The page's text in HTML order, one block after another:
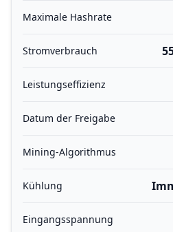
Maximale Hashrate
Stromverbrauch
Leistungseffizienz
Datum der Freigabe
Mining-Algorithmus
Kühlung
Eingangsspannung